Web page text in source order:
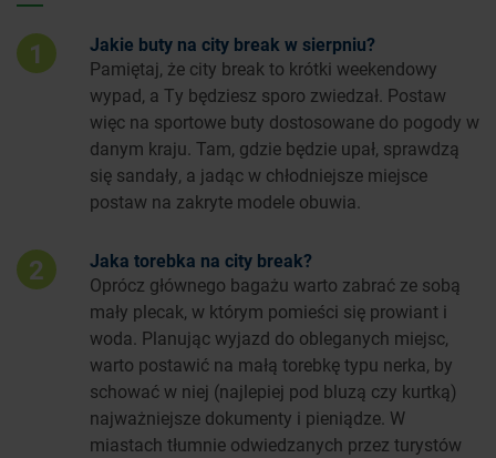
1
Jakie buty na city break w sierpniu?
Pamiętaj, że city break to krótki weekendowy
wypad, a Ty będziesz sporo zwiedzał. Postaw
więc na sportowe buty dostosowane do pogody w
danym kraju. Tam, gdzie będzie upał, sprawdzą
się sandały, a jadąc w chłodniejsze miejsce
postaw na zakryte modele obuwia.
2
Jaka torebka na city break?
Oprócz głównego bagażu warto zabrać ze sobą
mały plecak, w którym pomieści się prowiant i
woda. Planując wyjazd do obleganych miejsc,
warto postawić na małą torebkę typu nerka, by
schować w niej (najlepiej pod bluzą czy kurtką)
najważniejsze dokumenty i pieniądze. W
miastach tłumnie odwiedzanych przez turystów